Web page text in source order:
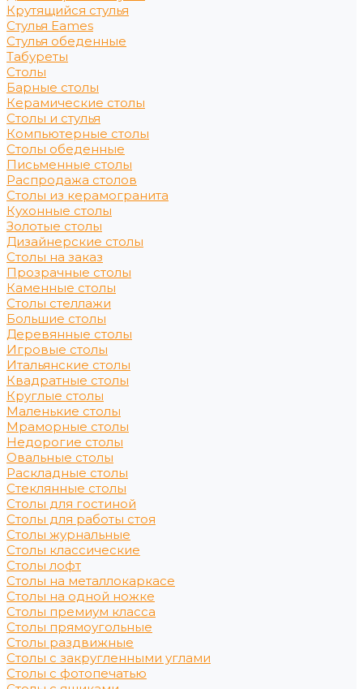
Крутящийся стулья
Стулья Eames
Стулья обеденные
Табуреты
Столы
Барные столы
Керамические столы
Столы и стулья
Компьютерные столы
Столы обеденные
Письменные столы
Распродажа столов
Столы из керамогранита
Кухонные столы
Золотые столы
Дизайнерские столы
Столы на заказ
Прозрачные столы
Каменные столы
Столы стеллажи
Большие столы
Деревянные столы
Игровые столы
Итальянские столы
Квадратные столы
Круглые столы
Маленькие столы
Мраморные столы
Недорогие столы
Овальные столы
Раскладные столы
Стеклянные столы
Столы для гостиной
Столы для работы стоя
Столы журнальные
Столы классические
Столы лофт
Столы на металлокаркасе
Столы на одной ножке
Столы премиум класса
Столы прямоугольные
Столы раздвижные
Столы с закругленными углами
Столы с фотопечатью